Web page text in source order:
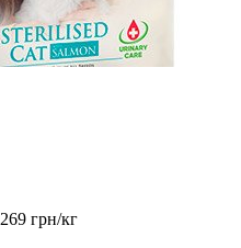
269 грн/кг